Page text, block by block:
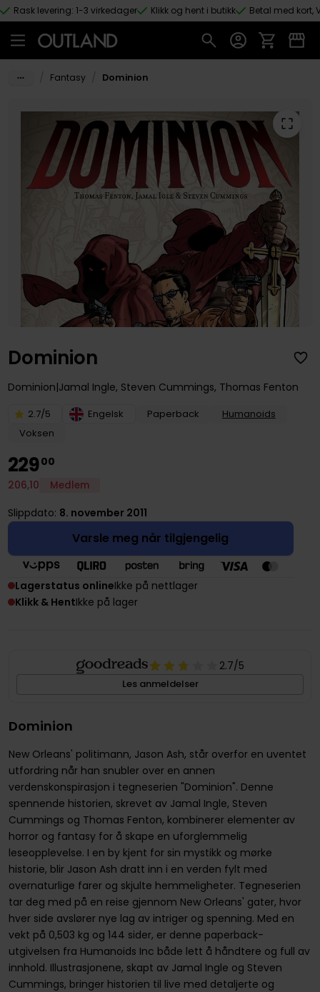
Hopp til hovedinnhold
Rask levering: 1-3 virkedager Klikk og hent i butikk Betal med kort,
Fantasy Dominion
Dominion
Dominion Jamal Ingle, Steven Cummings, Thomas Fenton
2.7/5 Engelsk Paperback
Humanoids
Voksen
22900
206,10 Medlem
Slippdato: 8. november 2011
Varsle meg når tilgjengelig
Lagerstatus onlineIkke på nettlager
Klikk & HentIkke på lager
2.7/5
Les anmeldelser
Dominion
New Orleans' politimann, Jason Ash, står overfor en uventet
utfordring når han snubler over en annen
verdenskonspirasjon i tegneserien "Dominion". Denne
spennende historien, skrevet av Jamal Ingle, Steven
Cummings og Thomas Fenton, kombinerer elementer av
horror og fantasy for å skape en uforglemmelig
leseopplevelse. I en by kjent for sin mystikk og mørke
historie, blir Jason Ash dratt inn i en verden fylt med
overnaturlige farer og skjulte hemmeligheter. Tegneserien
tar deg med på en reise gjennom New Orleans' gater, hvor
hver side avslører nye lag av intriger og spenning. Med en
vekt på 0,503 kg og 144 sider, er denne paperback-
utgivelsen fra Humanoids Inc både lett å håndtere og full av
innhold. Illustrasjonene, skapt av Jamal Ingle og Steven
Cummings, bringer historien til live med detaljerte og